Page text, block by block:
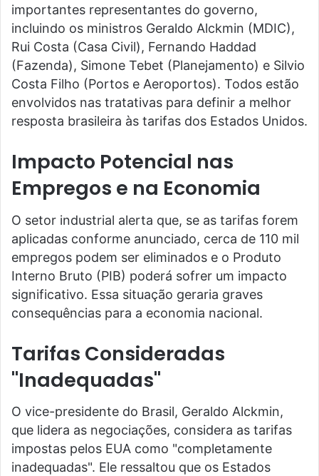
importantes representantes do governo,
incluindo os ministros Geraldo Alckmin (MDIC),
Rui Costa (Casa Civil), Fernando Haddad
(Fazenda), Simone Tebet (Planejamento) e Silvio
Costa Filho (Portos e Aeroportos). Todos estão
envolvidos nas tratativas para definir a melhor
resposta brasileira às tarifas dos Estados Unidos.
Impacto Potencial nas
Empregos e na Economia
O setor industrial alerta que, se as tarifas forem
aplicadas conforme anunciado, cerca de 110 mil
empregos podem ser eliminados e o Produto
Interno Bruto (PIB) poderá sofrer um impacto
significativo. Essa situação geraria graves
consequências para a economia nacional.
Tarifas Consideradas
"Inadequadas"
O vice-presidente do Brasil, Geraldo Alckmin,
que lidera as negociações, considera as tarifas
impostas pelos EUA como "completamente
inadequadas". Ele ressaltou que os Estados